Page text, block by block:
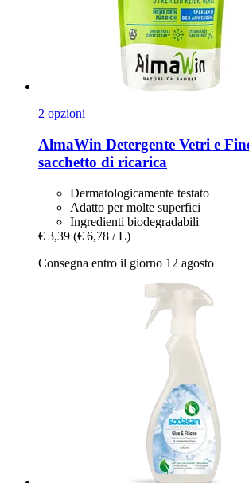
2 opzioni
AlmaWin Detergente Vetri e
sacchetto di ricarica
Dermatologicamente testato
Adatto per molte superfici
Ingredienti biodegradabili
€ 3,39 (€ 6,78 / L)
Consegna entro il giorno 12 agosto